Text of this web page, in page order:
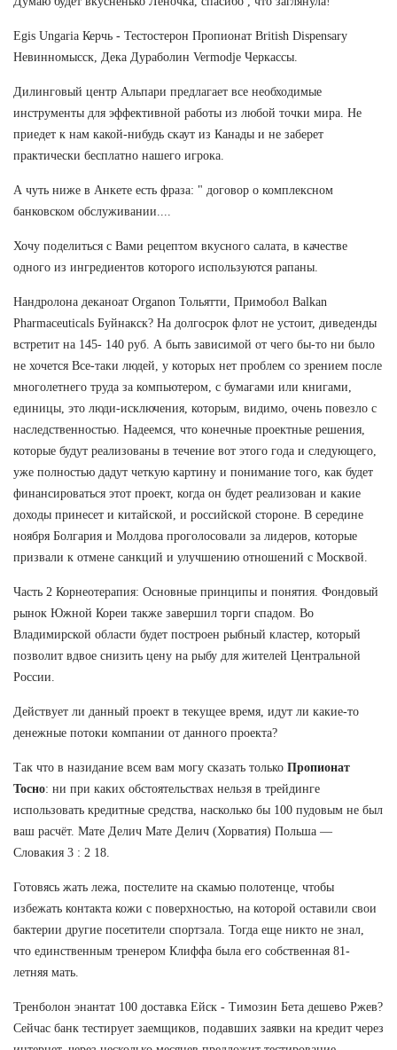
Egis Ungaria Керчь - Тестостерон Пропионат British Dispensary
Невинномысск, Дека Дураболин Vermodje Черкассы.
Дилинговый центр Альпари предлагает все необходимые
инструменты для эффективной работы из любой точки мира. Не
приедет к нам какой-нибудь скаут из Канады и не заберет
практически бесплатно нашего игрока.
А чуть ниже в Анкете есть фраза: " договор о комплексном
банковском обслуживании....
Хочу поделиться с Вами рецептом вкусного салата, в качестве
одного из ингредиентов которого используются рапаны.
Нандролона деканоат Organon Тольятти, Примобол Balkan
Pharmaceuticals Буйнакск? На долгосрок флот не устоит, диведенды
встретит на 145- 140 руб. А быть зависимой от чего бы-то ни было
не хочется Все-таки людей, у которых нет проблем со зрением после
многолетнего труда за компьютером, с бумагами или книгами,
единицы, это люди-исключения, которым, видимо, очень повезло с
наследственностью. Надеемся, что конечные проектные решения,
которые будут реализованы в течение вот этого года и следующего,
уже полностью дадут четкую картину и понимание того, как будет
финансироваться этот проект, когда он будет реализован и какие
доходы принесет и китайской, и российской стороне. В середине
ноября Болгария и Молдова проголосовали за лидеров, которые
призвали к отмене санкций и улучшению отношений с Москвой.
Часть 2 Корнеотерапия: Основные принципы и понятия. Фондовый
рынок Южной Кореи также завершил торги спадом. Во
Владимирской области будет построен рыбный кластер, который
позволит вдвое снизить цену на рыбу для жителей Центральной
России.
Действует ли данный проект в текущее время, идут ли какие-то
денежные потоки компании от данного проекта?
Так что в назидание всем вам могу сказать только Пропионат
Тосно: ни при каких обстоятельствах нельзя в трейдинге
использовать кредитные средства, насколько бы 100 пудовым не был
ваш расчёт. Мате Делич Мате Делич (Хорватия) Польша —
Словакия 3 : 2 18.
Готовясь жать лежа, постелите на скамью полотенце, чтобы
избежать контакта кожи с поверхностью, на которой оставили свои
бактерии другие посетители спортзала. Тогда еще никто не знал,
что единственным тренером Клиффа была его собственная 81-
летняя мать.
Тренболон энантат 100 доставка Ейск - Tимозин Бета дешево Ржев?
Сейчас банк тестирует заемщиков, подавших заявки на кредит через